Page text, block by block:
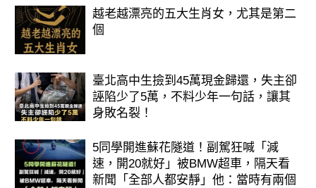
越老越漂亮的五大生肖女，尤其是第二
個
臺北高中生撿到45萬現金歸還，失主卻
誣陷少了5萬，不料少年一句話，讓其
身敗名裂！
5同學開進蘇花隧道！副駕狂喊「減
速，開20就好」被BMW超車，隔天看
新聞「全部人都安靜」他：當時有兩個